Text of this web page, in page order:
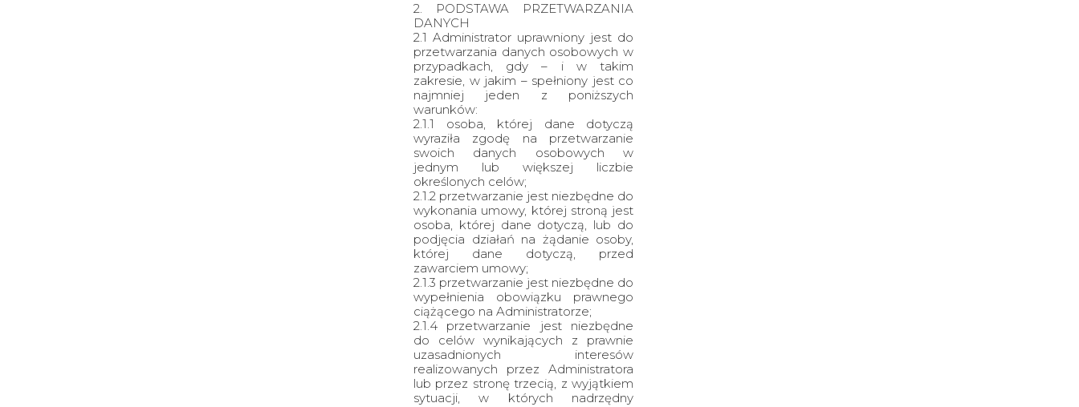
2. PODSTAWA PRZETWARZANIA
DANYCH
2.1 Administrator uprawniony jest do
przetwarzania danych osobowych w
przypadkach, gdy – i w takim
zakresie, w jakim – spełniony jest co
najmniej jeden z poniższych
warunków:
2.1.1 osoba, której dane dotyczą
wyraziła zgodę na przetwarzanie
swoich danych osobowych w
jednym lub większej liczbie
określonych celów;
2.1.2 przetwarzanie jest niezbędne do
wykonania umowy, której stroną jest
osoba, której dane dotyczą, lub do
podjęcia działań na żądanie osoby,
której dane dotyczą, przed
zawarciem umowy;
2.1.3 przetwarzanie jest niezbędne do
wypełnienia obowiązku prawnego
ciążącego na Administratorze;
2.1.4 przetwarzanie jest niezbędne
do celów wynikających z prawnie
uzasadnionych interesów
realizowanych przez Administratora
lub przez stronę trzecią, z wyjątkiem
sytuacji, w których nadrzędny